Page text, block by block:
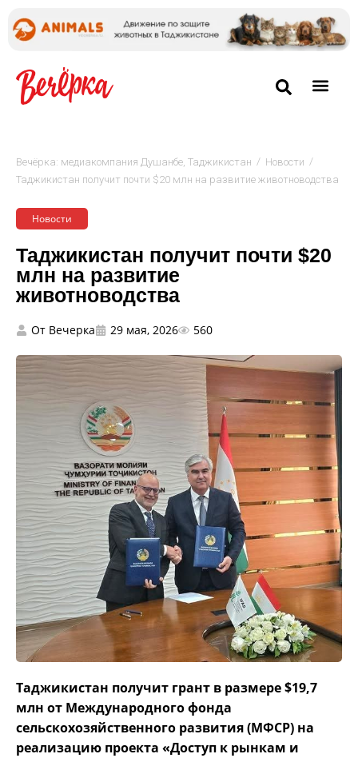
Вечёрка: медиакомпания Душанбе, Таджикистан / Новости /
Таджикистан получит почти $20 млн на развитие животноводства
Новости
Таджикистан получит почти $20
млн на развитие
животноводства
От Вечерка 29 мая, 2026 560
Таджикистан получит грант в размере $19,7
млн от Международного фонда
сельскохозяйственного развития (МФСР) на
реализацию проекта «Доступ к рынкам и